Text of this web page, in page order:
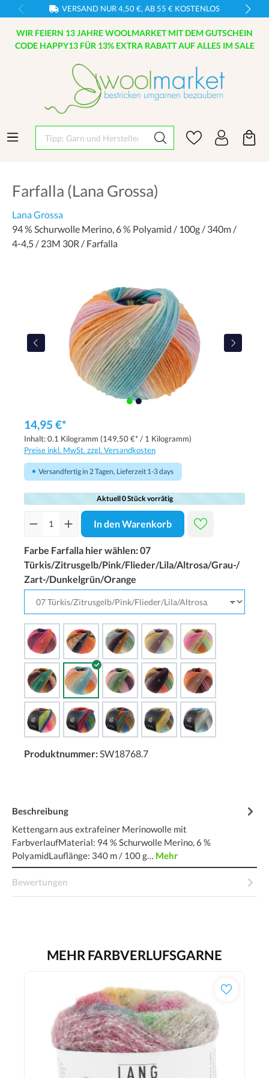
VERSAND NUR 4,50 €, AB 55 € KOSTENLOS
WIR FEIERN 13 JAHRE WOOLMARKET MIT DEM GUTSCHEIN
CODE HAPPY13 FÜR 13% EXTRA RABATT AUF ALLES IM SALE
Tipp: Garn und Hersteller eingeben
Farfalla (Lana Grossa)
Lana Grossa
94 % Schurwolle Merino, 6 % Polyamid / 100g / 340m /
4-4,5 / 23M 30R / Farfalla
14,95 €*
Inhalt:0.1 Kilogramm (149,50 €* / 1 Kilogramm)
Preise inkl. MwSt. zzgl. Versandkosten
Versandfertig in 2 Tagen, Lieferzeit 1-3 days
Aktuell 0 Stück vorrätig
In den Warenkorb
Farbe Farfalla hier wählen:07
Türkis/Zitrusgelb/Pink/Flieder/Lila/Altrosa/Grau-/
Zart-/Dunkelgrün/Orange
Produktnummer: SW18768.7
Beschreibung
Kettengarn aus extrafeiner Merinowolle mit
FarbverlaufMaterial: 94 % Schurwolle Merino, 6 %
PolyamidLauflänge: 340 m / 100 g… Mehr
Bewertungen
MEHR FARBVERLUFSGARNE